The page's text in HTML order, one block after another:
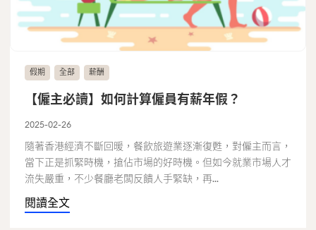
假期 全部 薪酬
【僱主必讀】如何計算僱員有薪年假？
2025-02-26
隨著香港經濟不斷回暖，餐飲旅遊業逐漸復甦，對僱主而言，
當下正是抓緊時機，搶佔市場的好時機。但如今就業市場人才
流失嚴重，不少餐廳老闆反饋人手緊缺，再...
閱讀全文